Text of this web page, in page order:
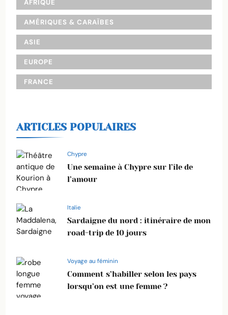
AFRIQUE
AMÉRIQUES & CARAÏBES
ASIE
EUROPE
FRANCE
ARTICLES POPULAIRES
Chypre
Une semaine à Chypre sur l’île de
l’amour
Italie
Sardaigne du nord : itinéraire de mon
road-trip de 10 jours
Voyage au féminin
Comment s’habiller selon les pays
lorsqu’on est une femme ?